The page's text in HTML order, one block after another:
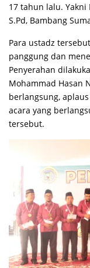
17 tahun lalu. Yakni
S.Pd, Bambang
Para ustadz
panggung dan
Penyerahan
Mohammad Hasan
berlangsung,
acara yang
tersebut.